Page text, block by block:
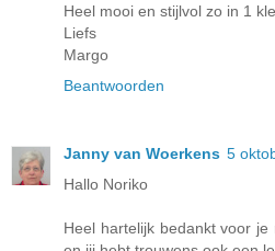
Heel mooi en stijlvol zo in 1
Liefs
Margo
Beantwoorden
Janny van Woerkens 5
Hallo Noriko
Heel hartelijk bedankt voor